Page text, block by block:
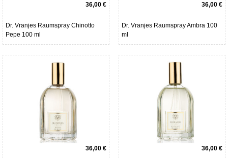
36,00 €
Dr. Vranjes Raumspray Chinotto
Pepe 100 ml
36,00 €
Dr. Vranjes Raumspray Ambra 100
ml
36,00 € 36,00 €